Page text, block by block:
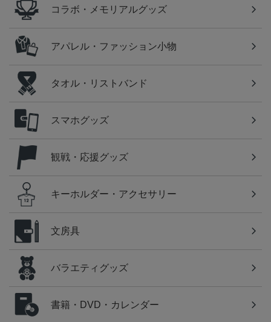
コラボ・メモリアルグッズ
アパレル・ファッション小物
タオル・リストバンド
スマホグッズ
観戦・応援グッズ
キーホルダー・アクセサリー
文房具
バラエティグッズ
書籍・DVD・カレンダー